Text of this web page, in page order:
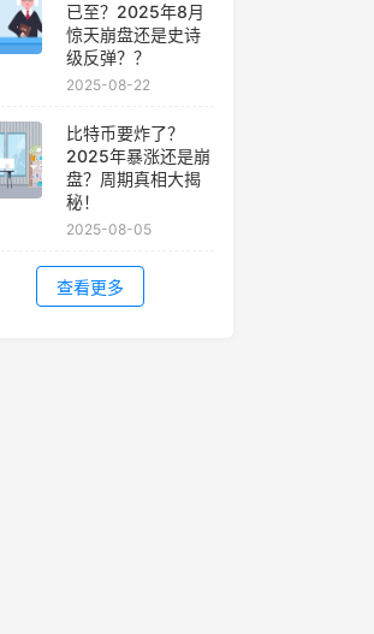
已至？2025年8月
惊天崩盘还是史诗
级反弹？？
2025-08-22
比特币要炸了？
2025年暴涨还是崩
盘？周期真相大揭
秘！
2025-08-05
查看更多